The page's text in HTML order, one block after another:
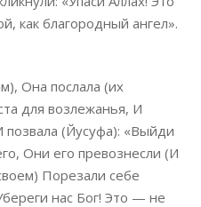
как благородный ангел».
Она послала (их
для возлежанья, И
(Йусуфа): «Выйди
Они его превознесли (И
Порезали себе
нас Бог! Это — не